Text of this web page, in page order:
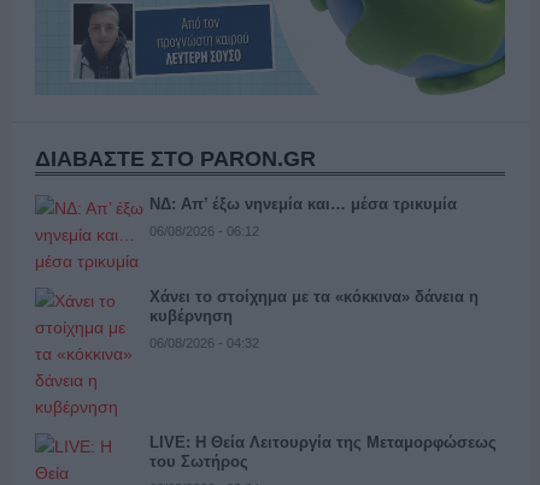
ΔΙΑΒΑΣΤΕ ΣΤΟ PARON.GR
ΝΔ: Απ’ έξω νηνεμία και… μέσα τρικυμία
06/08/2026 - 06:12
Χάνει το στοίχημα με τα «κόκκινα» δάνεια η
κυβέρνηση
06/08/2026 - 04:32
LIVE: Η Θεία Λειτουργία της Μεταμορφώσεως
του Σωτήρος